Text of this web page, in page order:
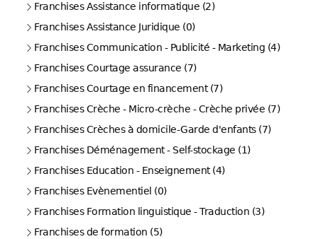
Franchises Assistance informatique (2)
Franchises Assistance Juridique (0)
Franchises Communication - Publicité - Marketing (4)
Franchises Courtage assurance (7)
Franchises Courtage en financement (7)
Franchises Crèche - Micro-crèche - Crèche privée (7)
Franchises Crèches à domicile-Garde d'enfants (7)
Franchises Déménagement - Self-stockage (1)
Franchises Education - Enseignement (4)
Franchises Evènementiel (0)
Franchises Formation linguistique - Traduction (3)
Franchises de formation (5)